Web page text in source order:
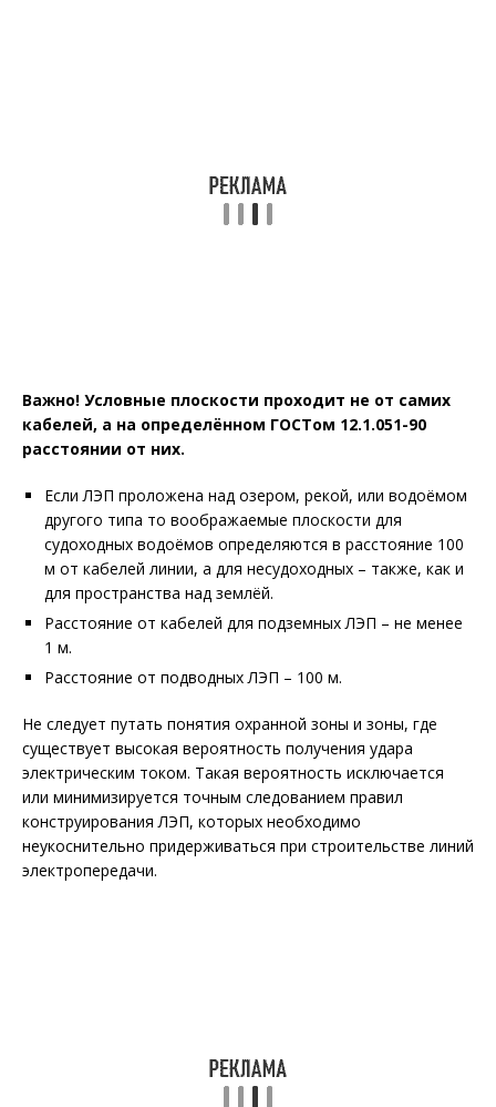
Важно! Условные плоскости проходит не от самих
кабелей, а на определённом ГОСТом 12.1.051-90
расстоянии от них.
Если ЛЭП проложена над озером, рекой, или водоёмом
другого типа то воображаемые плоскости для
судоходных водоёмов определяются в расстояние 100
м от кабелей линии, а для несудоходных – также, как и
для пространства над землёй.
Расстояние от кабелей для подземных ЛЭП – не менее
1 м.
Расстояние от подводных ЛЭП – 100 м.
Не следует путать понятия охранной зоны и зоны, где
существует высокая вероятность получения удара
электрическим током. Такая вероятность исключается
или минимизируется точным следованием правил
конструирования ЛЭП, которых необходимо
неукоснительно придерживаться при строительстве линий
электропередачи.